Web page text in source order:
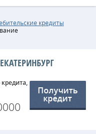
кредиты
Получить
кредит